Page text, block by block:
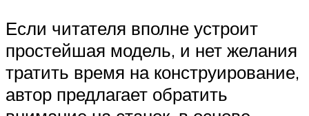
Если читателя вполне устроит
простейшая модель, и нет желания
тратить время на конструирование,
автор предлагает обратить